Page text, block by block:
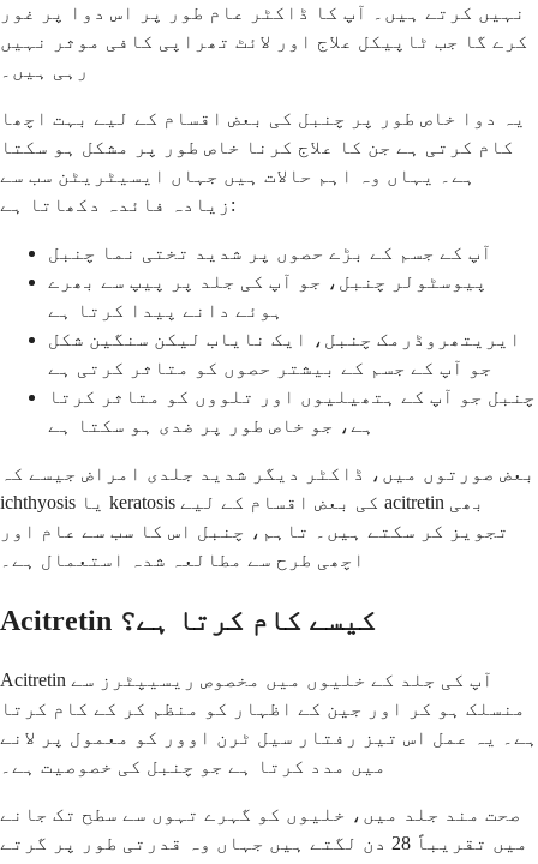
نہیں کرتے ہیں۔ آپ کا ڈاکٹر عام طور پر اس دوا پر غور
کرے گا جب ٹاپیکل علاج اور لائٹ تھراپی کافی موثر نہیں
رہی ہیں۔
یہ دوا خاص طور پر چنبل کی بعض اقسام کے لیے بہت اچھا
کام کرتی ہے جن کا علاج کرنا خاص طور پر مشکل ہو سکتا
ہے۔ یہاں وہ اہم حالات ہیں جہاں ایسیٹریٹن سب سے
زیادہ فائدہ دکھاتا ہے:
آپ کے جسم کے بڑے حصوں پر شدید تختی نما چنبل
پیوسٹولر چنبل، جو آپ کی جلد پر پیپ سے بھرے
ہوئے دانے پیدا کرتا ہے
ایریتھروڈرمک چنبل، ایک نایاب لیکن سنگین شکل
جو آپ کے جسم کے بیشتر حصوں کو متاثر کرتی ہے
چنبل جو آپ کے ہتھیلیوں اور تلووں کو متاثر کرتا
ہے، جو خاص طور پر ضدی ہو سکتا ہے
بعض صورتوں میں، ڈاکٹر دیگر شدید جلدی امراض جیسے کہ
ichthyosis یا keratosis کی بعض اقسام کے لیے acitretin بھی
تجویز کر سکتے ہیں۔ تاہم، چنبل اس کا سب سے عام اور
اچھی طرح سے مطالعہ شدہ استعمال ہے۔
Acitretin کیسے کام کرتا ہے؟
Acitretin آپ کی جلد کے خلیوں میں مخصوص ریسیپٹرز سے
منسلک ہو کر اور جین کے اظہار کو منظم کر کے کام کرتا
ہے۔ یہ عمل اس تیز رفتار سیل ٹرن اوور کو معمول پر لانے
میں مدد کرتا ہے جو چنبل کی خصوصیت ہے۔
صحت مند جلد میں، خلیوں کو گہرے تہوں سے سطح تک جانے
میں تقریباً 28 دن لگتے ہیں جہاں وہ قدرتی طور پر گرتے